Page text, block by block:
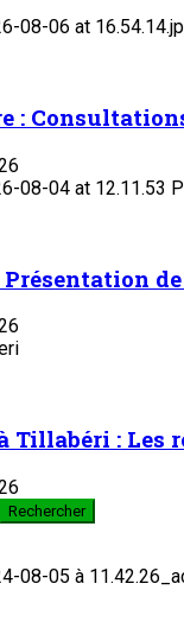
:
Présentation
Tillabéri :